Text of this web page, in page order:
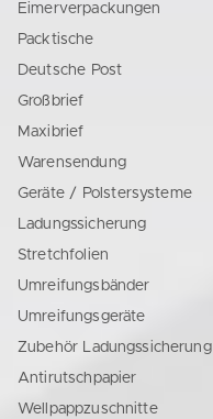
Eimerverpackungen
Packtische
Deutsche Post
Großbrief
Maxibrief
Warensendung
Geräte / Polstersysteme
Ladungssicherung
Stretchfolien
Umreifungsbänder
Umreifungsgeräte
Zubehör Ladungssicherung
Antirutschpapier
Wellpappzuschnitte